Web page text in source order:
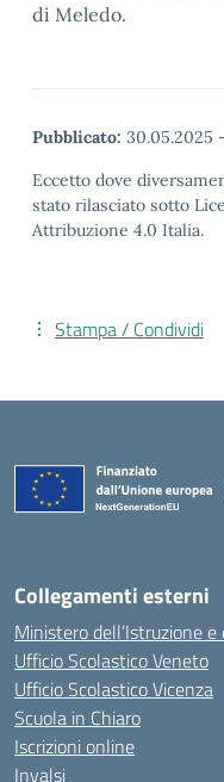
di Meledo.
Pubblicato: 30.05.2025 -
Eccetto dove
stato rilasciato sotto
Attribuzione 4.0 Italia.
Stampa / Condividi
Collegamenti esterni
Ministero dell’Istruzione
Ufficio Scolastico Veneto
Ufficio Scolastico Vicenza
Scuola in Chiaro
Iscrizioni online
Invalsi